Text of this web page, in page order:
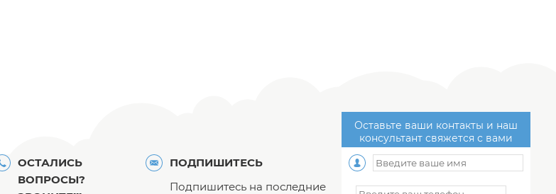
ОСТАЛИСЬ
ВОПРОСЫ?
ПОДПИШИТЕСЬ
Подпишитесь на последние
Оставьте ваши контакты и наш
консультант свяжется с вами